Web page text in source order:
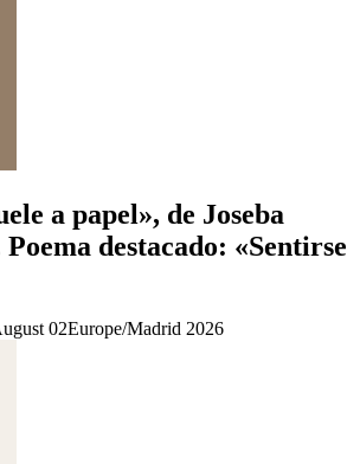
a papel», de Joseba
destacado: «Sentirse
02Europe/Madrid 2026